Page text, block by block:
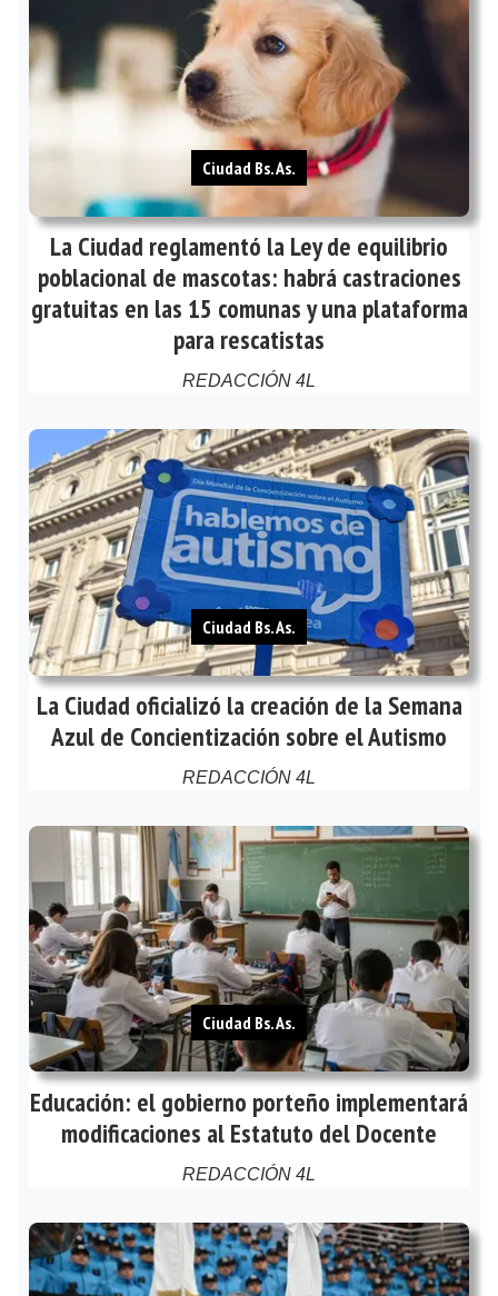
La Ciudad reglamentó la Ley de equilibrio
poblacional de mascotas: habrá castraciones
gratuitas en las 15 comunas y una plataforma
para rescatistas
REDACCIÓN 4L
Ciudad Bs. As.
La Ciudad oficializó la creación de la Semana
Azul de Concientización sobre el Autismo
REDACCIÓN 4L
Ciudad Bs. As.
Educación: el gobierno porteño implementará
modificaciones al Estatuto del Docente
REDACCIÓN 4L
Ciudad Bs. As.